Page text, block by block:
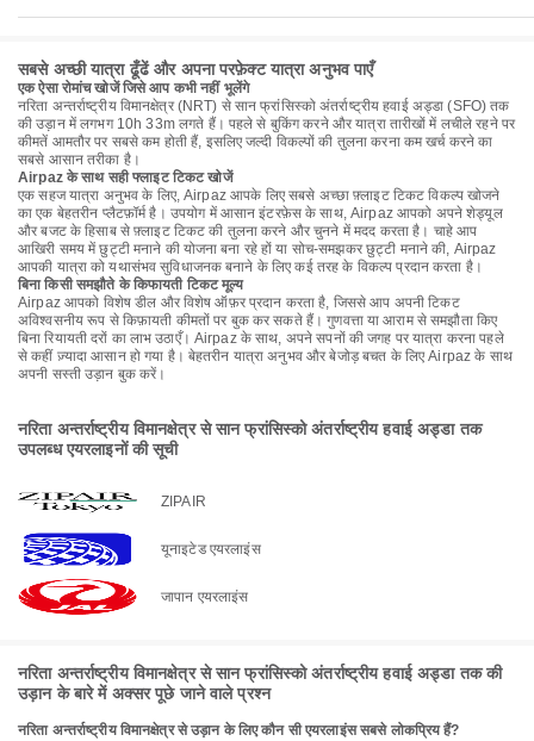
सबसे अच्छी यात्रा ढूँढें और अपना परफ़ेक्ट यात्रा अनुभव पाएँ
एक ऐसा रोमांच खोजें जिसे आप कभी नहीं भूलेंगे
नरिता अन्तर्राष्ट्रीय विमानक्षेत्र (NRT) से सान फ्रांसिस्को अंतर्राष्ट्रीय हवाई अड्डा (SFO) तक
की उड़ान में लगभग 10h 33m लगते हैं। पहले से बुकिंग करने और यात्रा तारीखों में लचीले रहने पर
कीमतें आमतौर पर सबसे कम होती हैं, इसलिए जल्दी विकल्पों की तुलना करना कम खर्च करने का
सबसे आसान तरीका है।
Airpaz के साथ सही फ्लाइट टिकट खोजें
एक सहज यात्रा अनुभव के लिए, Airpaz आपके लिए सबसे अच्छा फ़्लाइट टिकट विकल्प खोजने
का एक बेहतरीन प्लैटफ़ॉर्म है। उपयोग में आसान इंटरफ़ेस के साथ, Airpaz आपको अपने शेड्यूल
और बजट के हिसाब से फ़्लाइट टिकट की तुलना करने और चुनने में मदद करता है। चाहे आप
आखिरी समय में छुट्टी मनाने की योजना बना रहे हों या सोच-समझकर छुट्टी मनाने की, Airpaz
आपकी यात्रा को यथासंभव सुविधाजनक बनाने के लिए कई तरह के विकल्प प्रदान करता है।
बिना किसी समझौते के किफायती टिकट मूल्य
Airpaz आपको विशेष डील और विशेष ऑफ़र प्रदान करता है, जिससे आप अपनी टिकट
अविश्वसनीय रूप से किफ़ायती कीमतों पर बुक कर सकते हैं। गुणवत्ता या आराम से समझौता किए
बिना रियायती दरों का लाभ उठाएँ। Airpaz के साथ, अपने सपनों की जगह पर यात्रा करना पहले
से कहीं ज़्यादा आसान हो गया है। बेहतरीन यात्रा अनुभव और बेजोड़ बचत के लिए Airpaz के साथ
अपनी सस्ती उड़ान बुक करें।
नरिता अन्तर्राष्ट्रीय विमानक्षेत्र से सान फ्रांसिस्को अंतर्राष्ट्रीय हवाई अड्डा तक
उपलब्ध एयरलाइनों की सूची
ZIPAIR
यूनाइटेड एयरलाइंस
जापान एयरलाइंस
नरिता अन्तर्राष्ट्रीय विमानक्षेत्र से सान फ्रांसिस्को अंतर्राष्ट्रीय हवाई अड्डा तक की
उड़ान के बारे में अक्सर पूछे जाने वाले प्रश्न
नरिता अन्तर्राष्ट्रीय विमानक्षेत्र से उड़ान के लिए कौन सी एयरलाइंस सबसे लोकप्रिय हैं?